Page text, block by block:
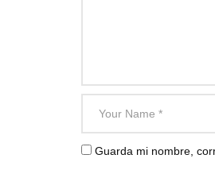
Guarda mi nombre,